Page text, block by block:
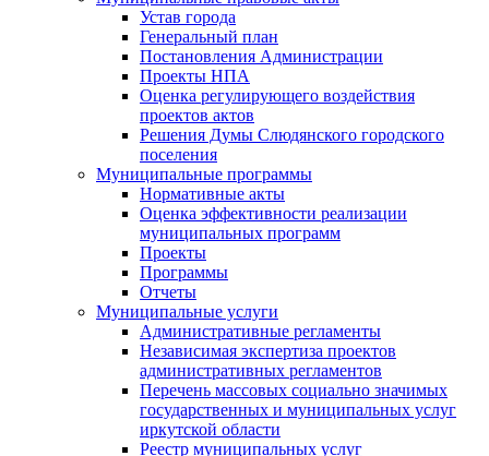
Устав города
Генеральный план
Постановления Администрации
Проекты НПА
Оценка регулирующего воздействия
проектов актов
Решения Думы Слюдянского городского
поселения
Муниципальные программы
Нормативные акты
Оценка эффективности реализации
муниципальных программ
Проекты
Программы
Отчеты
Муниципальные услуги
Административные регламенты
Независимая экспертиза проектов
административных регламентов
Перечень массовых социально значимых
государственных и муниципальных услуг
иркутской области
Реестр муниципальных услуг